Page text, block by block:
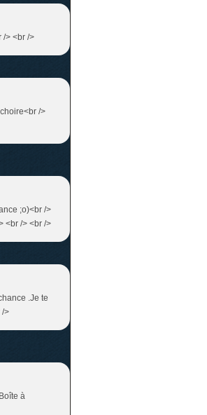
/> <br />
/>
;o)<br />
<br /> <br />
.Je te
/>
à